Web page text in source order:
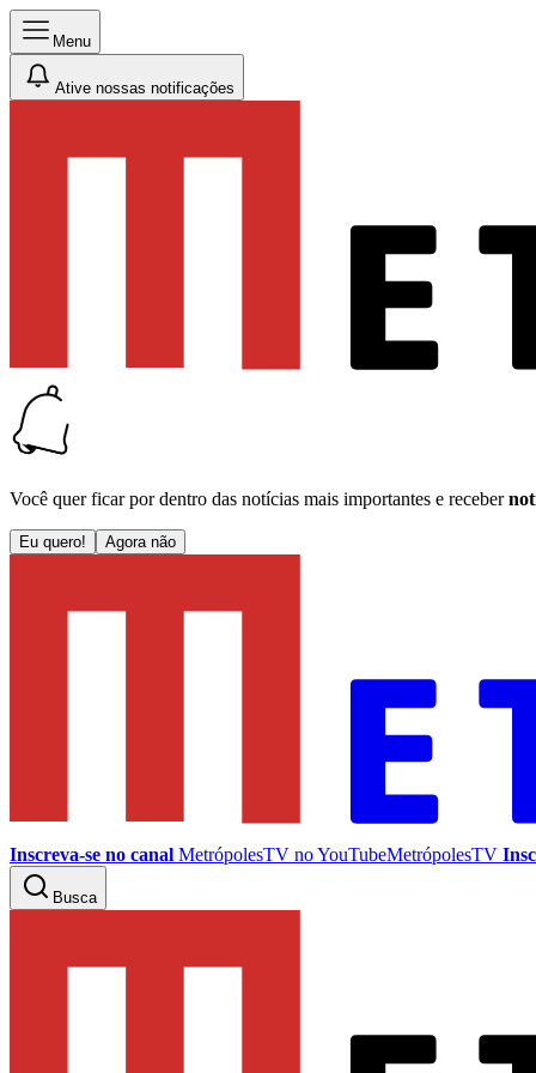
Menu
Ative nossas notificações
Você quer ficar por dentro das notícias mais importantes e receber
Eu quero! Agora não
Inscreva-se no canal MetrópolesTV noYouTubeMetrópolesTV
Busca